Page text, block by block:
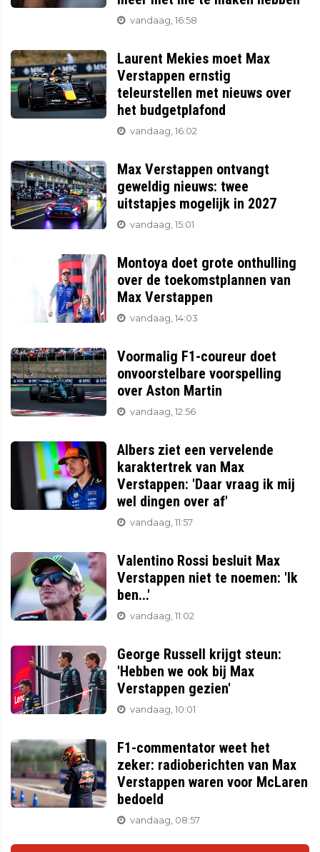
vandaag, 16:58
Laurent Mekies moet Max
Verstappen ernstig
teleurstellen met nieuws over
het budgetplafond
vandaag, 16:02
Max Verstappen ontvangt
geweldig nieuws: twee
uitstapjes mogelijk in 2027
vandaag, 15:01
Montoya doet grote onthulling
over de toekomstplannen van
Max Verstappen
vandaag, 14:03
Voormalig F1-coureur doet
onvoorstelbare voorspelling
over Aston Martin
vandaag, 12:56
Albers ziet een vervelende
karaktertrek van Max
Verstappen: 'Daar vraag ik mij
wel dingen over af'
vandaag, 11:57
Valentino Rossi besluit Max
Verstappen niet te noemen: 'Ik
ben...'
vandaag, 11:02
George Russell krijgt steun:
'Hebben we ook bij Max
Verstappen gezien'
vandaag, 10:01
F1-commentator weet het
zeker: radioberichten van Max
Verstappen waren voor McLaren
bedoeld
vandaag, 08:57